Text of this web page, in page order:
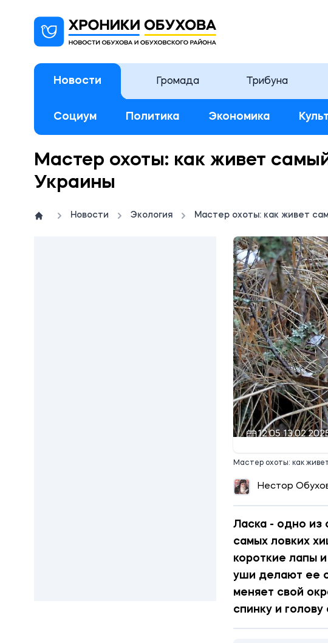
Новости Громада Трибуна
Социум Политика Экономика
Мастер охоты: как живет
Украины
Новости Экология Мастер охоты: как живет
12:05
Мастер охоты: как
Нестор
Ласка - одно из
самых ловких
короткие лапы
уши делают ее
меняет свой
спинку и